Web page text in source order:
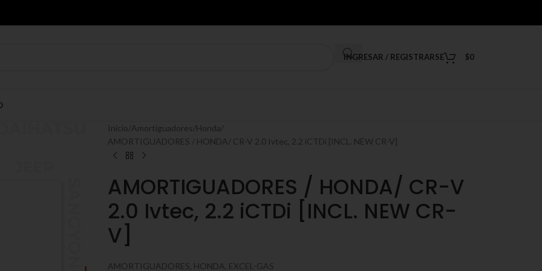
INGRESAR / REGISTRARSE $0
Inicio Amortiguadores Honda
AMORTIGUADORES / HONDA/ CR-V 2.0 Ivtec, 2.2 iCTDi [INCL. NEW CR-V]
AMORTIGUADORES / HONDA/ CR-V
2.0 Ivtec, 2.2 iCTDi [INCL. NEW CR-
V]
AMORTIGUADORES, HONDA, EXCEL-GAS